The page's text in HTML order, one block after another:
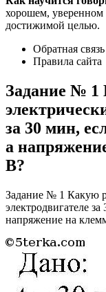
хорошем, уверенном
достижимой целью.
Обратная связь
Правила сайта
Задание № 1
за 30 мин,
а
В?
Задание № 1 Какую
электродвигателе
напряжение на